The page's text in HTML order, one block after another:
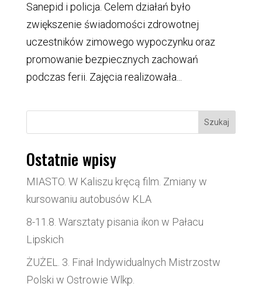
Sanepid i policja. Celem działań było
zwiększenie świadomości zdrowotnej
uczestników zimowego wypoczynku oraz
promowanie bezpiecznych zachowań
podczas ferii. Zajęcia realizowała...
Szukaj
Ostatnie wpisy
MIASTO. W Kaliszu kręcą film. Zmiany w
kursowaniu autobusów KLA
8-11.8. Warsztaty pisania ikon w Pałacu
Lipskich
ŻUŻEL. 3. Finał Indywidualnych Mistrzostw
Polski w Ostrowie Wlkp.